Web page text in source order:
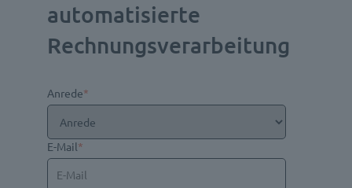
automatisierte
Rechnungsverarbeitung
Anrede*
E-Mail*